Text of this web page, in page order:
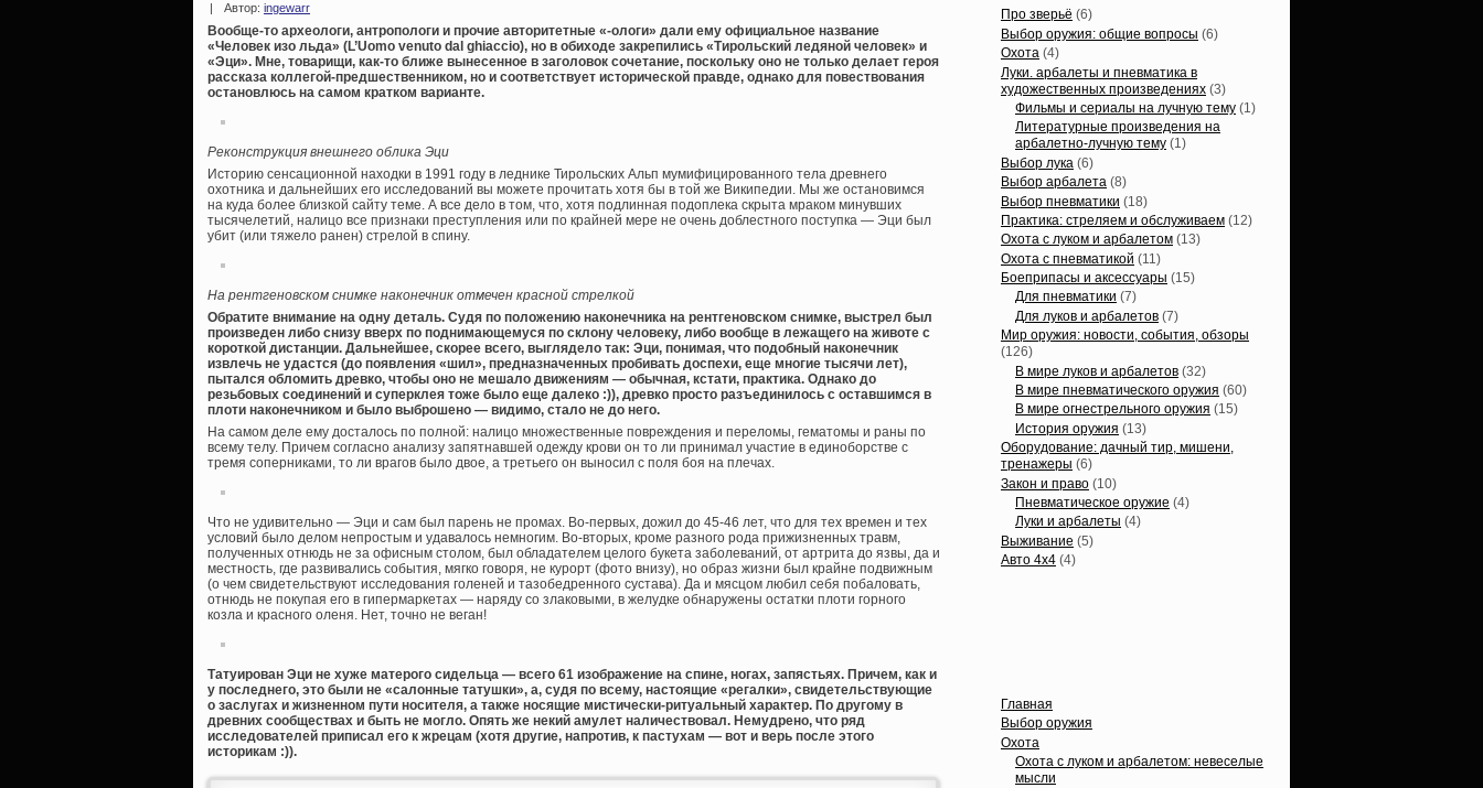
Автор: ingewarr
Вообще-то археологи, антропологи и прочие авторитетные «-ологи» дали ему официальное название
«Человек изо льда» (L’Uomo venuto dal ghiaccio), но в обиходе закрепились «Тирольский ледяной человек» и
«Эци». Мне, товарищи, как-то ближе вынесенное в заголовок сочетание, поскольку оно не только делает героя
рассказа коллегой-предшественником, но и соответствует исторической правде, однако для повествования
остановлюсь на самом кратком варианте.
Реконструкция внешнего облика Эци
Историю сенсационной находки в 1991 году в леднике Тирольских Альп мумифицированного тела древнего
охотника и дальнейших его исследований вы можете прочитать хотя бы в той же Википедии. Мы же остановимся
на куда более близкой сайту теме. А все дело в том, что, хотя подлинная подоплека скрыта мраком минувших
тысячелетий, налицо все признаки преступления или по крайней мере не очень доблестного поступка — Эци был
убит (или тяжело ранен) стрелой в спину.
На рентгеновском снимке наконечник отмечен красной стрелкой
Обратите внимание на одну деталь. Судя по положению наконечника на рентгеновском снимке, выстрел был
произведен либо снизу вверх по поднимающемуся по склону человеку, либо вообще в лежащего на животе с
короткой дистанции. Дальнейшее, скорее всего, выглядело так: Эци, понимая, что подобный наконечник
извлечь не удастся (до появления «шил», предназначенных пробивать доспехи, еще многие тысячи лет),
пытался обломить древко, чтобы оно не мешало движениям — обычная, кстати, практика. Однако до
резьбовых соединений и суперклея тоже было еще далеко :)), древко просто разъединилось с оставшимся в
плоти наконечником и было выброшено — видимо, стало не до него.
На самом деле ему досталось по полной: налицо множественные повреждения и переломы, гематомы и раны по
всему телу. Причем согласно анализу запятнавшей одежду крови он то ли принимал участие в единоборстве с
тремя соперниками, то ли врагов было двое, а третьего он выносил с поля боя на плечах.
Что не удивительно — Эци и сам был парень не промах. Во-первых, дожил до 45-46 лет, что для тех времен и тех
условий было делом непростым и удавалось немногим. Во-вторых, кроме разного рода прижизненных травм,
полученных отнюдь не за офисным столом, был обладателем целого букета заболеваний, от артрита до язвы, да и
местность, где развивались события, мягко говоря, не курорт (фото внизу), но образ жизни был крайне подвижным
(о чем свидетельствуют исследования голеней и тазобедренного сустава). Да и мясцом любил себя побаловать,
отнюдь не покупая его в гипермаркетах — наряду со злаковыми, в желудке обнаружены остатки плоти горного
козла и красного оленя. Нет, точно не веган!
Татуирован Эци не хуже матерого сидельца — всего 61 изображение на спине, ногах, запястьях. Причем, как и
у последнего, это были не «салонные татушки», а, судя по всему, настоящие «регалки», свидетельствующие
о заслугах и жизненном пути носителя, а также носящие мистически-ритуальный характер. По другому в
древних сообществах и быть не могло. Опять же некий амулет наличествовал. Немудрено, что ряд
исследователей приписал его к жрецам (хотя другие, напротив, к пастухам — вот и верь после этого
историкам :)).
Про зверьё (6)
Выбор оружия: общие вопросы (6)
Охота (4)
Луки. арбалеты и пневматика в
художественных произведениях (3)
Фильмы и сериалы на лучную тему (1)
Литературные произведения на
арбалетно-лучную тему (1)
Выбор лука (6)
Выбор арбалета (8)
Выбор пневматики (18)
Практика: стреляем и обслуживаем (12)
Охота с луком и арбалетом (13)
Охота с пневматикой (11)
Боеприпасы и аксессуары (15)
Для пневматики (7)
Для луков и арбалетов (7)
Мир оружия: новости, события, обзоры
(126)
В мире луков и арбалетов (32)
В мире пневматического оружия (60)
В мире огнестрельного оружия (15)
История оружия (13)
Оборудование: дачный тир, мишени,
тренажеры (6)
Закон и право (10)
Пневматическое оружие (4)
Луки и арбалеты (4)
Выживание (5)
Авто 4х4 (4)
Главная
Выбор оружия
Охота
Охота с луком и арбалетом: невеселые
мысли